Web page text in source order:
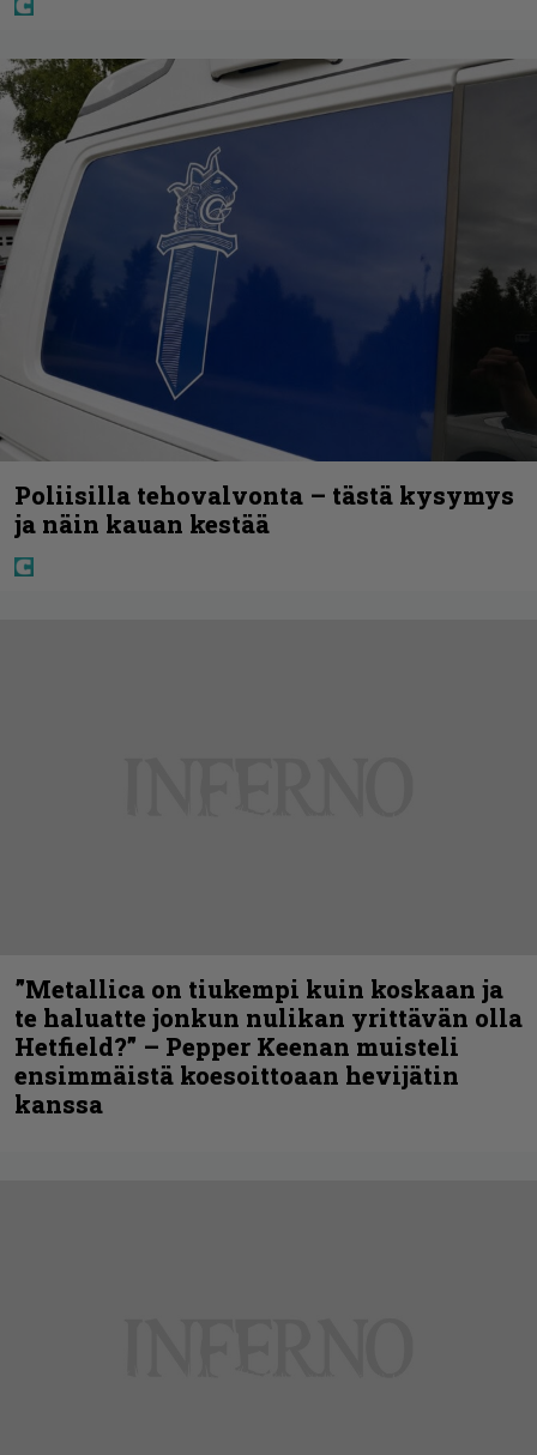
Poliisilla tehovalvonta – tästä kysymys
ja näin kauan kestää
”Metallica on tiukempi kuin koskaan ja
te haluatte jonkun nulikan yrittävän olla
Hetfield?” – Pepper Keenan muisteli
ensimmäistä koesoittoaan hevijätin
kanssa